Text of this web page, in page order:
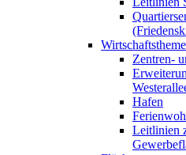
Zentren-
Hafen
Leitlinien